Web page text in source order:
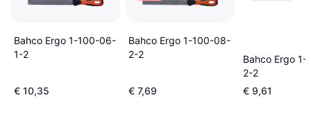
Bahco Ergo 1-100-06-
1-2
€ 10,35
Bahco Ergo 1-100-08-
2-2
€ 7,69
Bahco Ergo
2-2
€ 9,61